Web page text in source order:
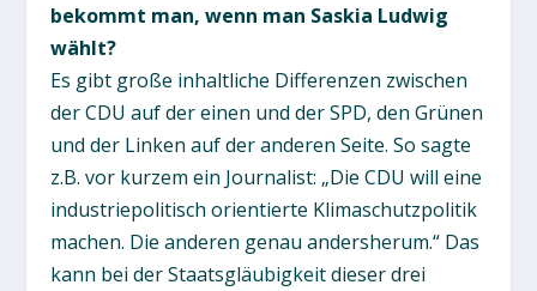
bekommt man, wenn man Saskia Ludwig
wählt?
Es gibt große inhaltliche Differenzen zwischen
der CDU auf der einen und der SPD, den Grünen
und der Linken auf der anderen Seite. So sagte
z.B. vor kurzem ein Journalist: „Die CDU will eine
industriepolitisch orientierte Klimaschutzpolitik
machen. Die anderen genau andersherum.“ Das
kann bei der Staatsgläubigkeit dieser drei